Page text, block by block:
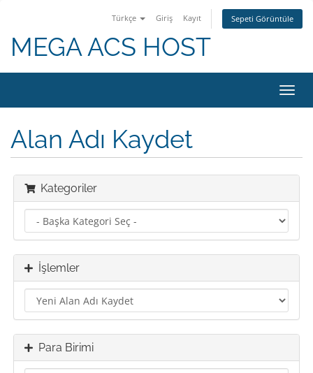
Türkçe Giriş Kayıt Sepeti Görüntüle
MEGA ACS HOST
Alan Adı Kaydet
Kategoriler
İşlemler
Para Birimi